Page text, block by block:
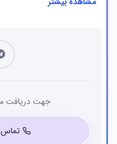
نوع فایل
جهت دریافت
تماس